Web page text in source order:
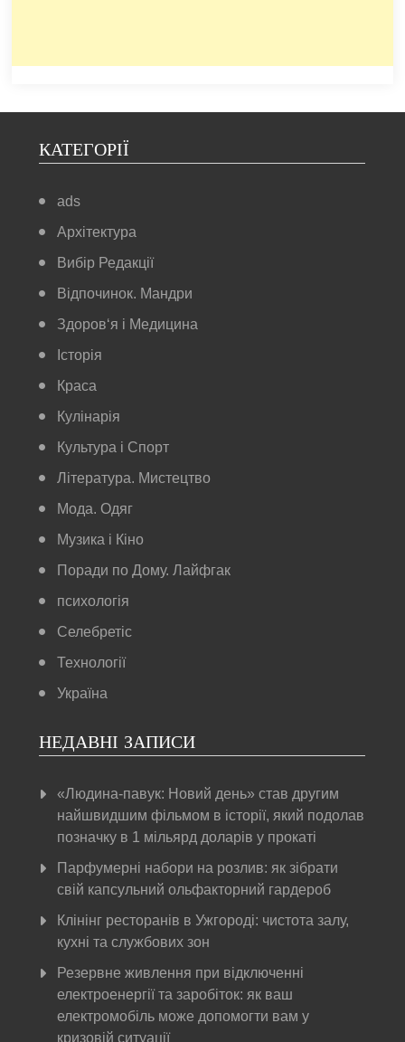
КАТЕГОРІЇ
ads
Архітектура
Вибір Редакції
Відпочинок. Мандри
Здоров‘я і Медицина
Історія
Краса
Кулінарія
Культура і Спорт
Література. Мистецтво
Мода. Одяг
Музика і Кіно
Поради по Дому. Лайфгак
психологія
Селебретіс
Технології
Україна
НЕДАВНІ ЗАПИСИ
«Людина-павук: Новий день» став другим
найшвидшим фільмом в історії, який подолав
позначку в 1 мільярд доларів у прокаті
Парфумерні набори на розлив: як зібрати
свій капсульний ольфакторний гардероб
Клінінг ресторанів в Ужгороді: чистота залу,
кухні та службових зон
Резервне живлення при відключенні
електроенергії та заробіток: як ваш
електромобіль може допомогти вам у
кризовій ситуації